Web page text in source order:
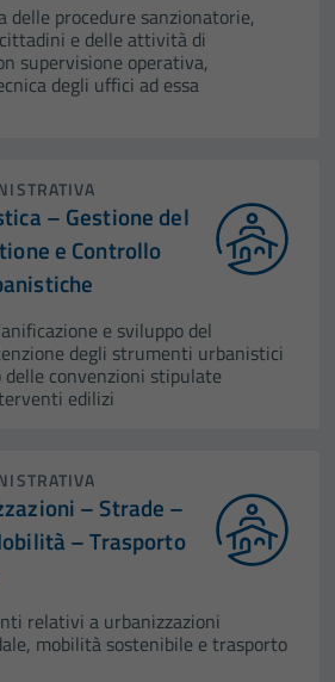
delle procedure sanzionatorie,
e delle attività di
supervisione operativa,
degli uffici ad essa
– Gestione del
e Controllo
e sviluppo del
degli strumenti urbanistici
convenzioni stipulate
edilizi
– Strade –
– Trasporto
relativi a urbanizzazioni
mobilità sostenibile e trasporto